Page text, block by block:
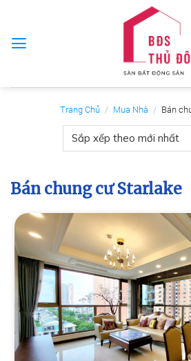
content
Trang Chủ / Mua Nhà / Bán
Bán chung cư Starlake